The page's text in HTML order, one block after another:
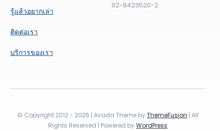
รู้แล้วอยากเล่า
ติดต่อเรา
บริการของเรา
02-9423520-2
© Copyright 2012 - 2026 | Avada Theme byThemeFusion | All
Rights Reserved | Powered byWordPress